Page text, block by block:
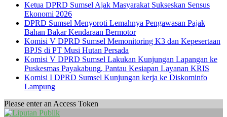
Ketua DPRD Sumsel Ajak Masyarakat Sukseskan Sensus
Ekonomi 2026
DPRD Sumsel Menyoroti Lemahnya Pengawasan Pajak
Bahan Bakar Kendaraan Bermotor
Komisi V DPRD Sumsel Memonitoring K3 dan Kepesertaan
BPJS di PT Musi Hutan Persada
Komisi V DPRD Sumsel Lakukan Kunjungan Lapangan ke
Puskesmas Payakabung, Pantau Kesiapan Layanan KRIS
Komisi I DPRD Sumsel Kunjungan kerja ke Diskominfo
Lampung
Please enter an Access Token